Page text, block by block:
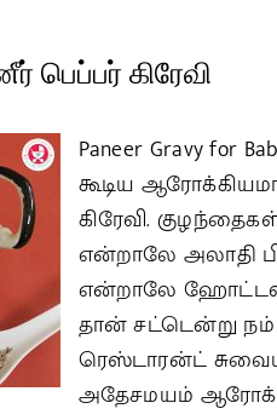
கிரேவி
Paneer Gravy for
கூடிய
கிரேவி.
என்றாலே அலாதி
என்றாலே
தான் சட்டென்று
ரெஸ்டாரன்ட்
அதேசமயம்